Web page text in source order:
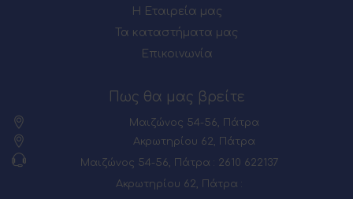
Η Εταιρεία μας
Τα καταστήματα μας
Επικοινωνία
Πως θα μας βρείτε
Μαιζώνος 54-56, Πάτρα
Ακρωτηρίου 62, Πάτρα
Μαιζώνος 54-56, Πάτρα : 2610 622137
Ακρωτηρίου 62, Πάτρα :